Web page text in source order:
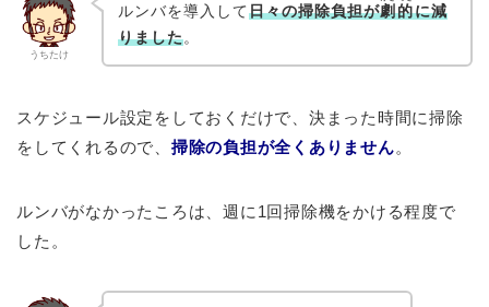
うちたけ
ルンバを導入して日々の掃除負担が劇的に減
りました。
スケジュール設定をしておくだけで、決まった時間に掃除
をしてくれるので、 掃除の負担が全くありません。
ルンバがなかったころは、週に1回掃除機をかける程度で
した。